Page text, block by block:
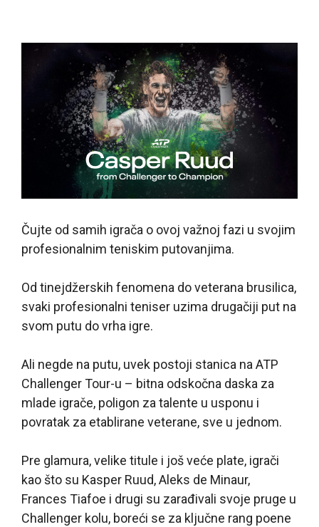
Čujte od samih igrača o ovoj važnoj fazi u svojim
profesionalnim teniskim putovanjima.
Od tinejdžerskih fenomena do veterana brusilica,
svaki profesionalni teniser uzima drugačiji put na
svom putu do vrha igre.
Ali negde na putu, uvek postoji stanica na ATP
Challenger Tour-u – bitna odskočna daska za
mlade igrače, poligon za talente u usponu i
povratak za etablirane veterane, sve u jednom.
Pre glamura, velike titule i još veće plate, igrači
kao što su Kasper Ruud, Aleks de Minaur,
Frances Tiafoe i drugi su zarađivali svoje pruge u
Challenger kolu, boreći se za ključne rang poene